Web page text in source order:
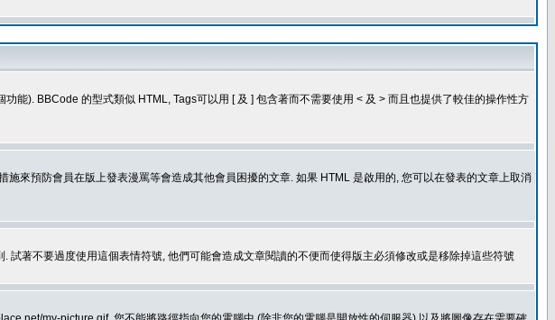
能). BBCode 的型式類似 HTML, Tags可以用 [ 及 ] 包含著而不需要使用 < 及 > 而且也提供了較佳的操作性方
施來預防會員在版上發表漫罵等會造成其他會員困擾的文章. 如果 HTML 是啟用的, 您可以在發表的文章上取消
著不要過度使用這個表情符號, 他們可能會造成文章閱讀的不便而使得版主必須修改或是移除掉這些符號